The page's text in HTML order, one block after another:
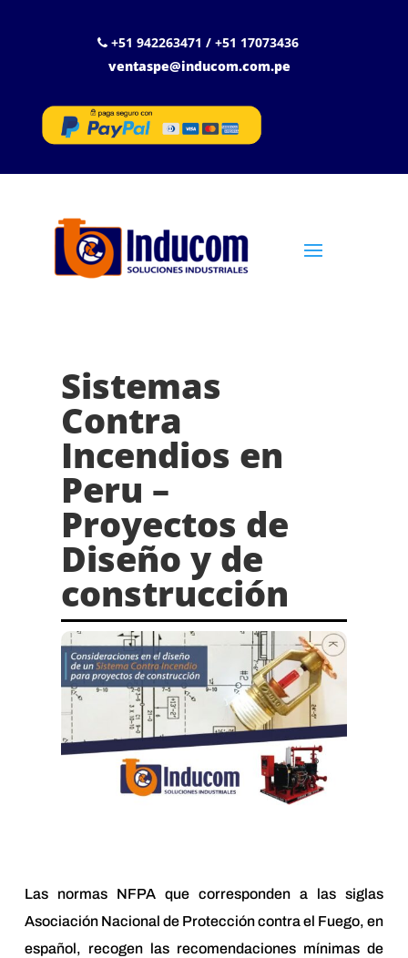
+51 942263471 / +51 17073436
ventaspe@inducom.com.pe
Sistemas
Contra
Incendios en
Peru –
Proyectos de
Diseño y de
construcción
Las normas NFPA que corresponden a las siglas
Asociación Nacional de Protección contra el Fuego, en
español, recogen las recomendaciones mínimas de